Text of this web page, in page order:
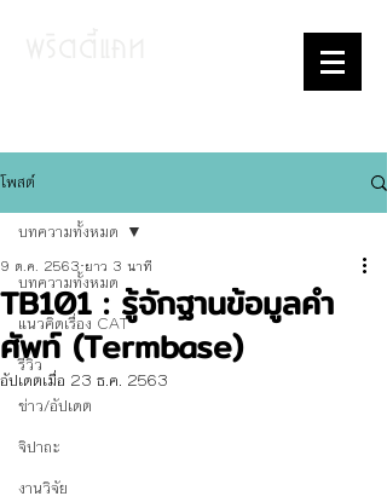
โพสต์
บทความทั้งหมด
แนวคิดเรื่อง CAT
รีวิว
ข่าว/อัปเดต
จิปาถะ
งานวิจัย
บทความทั้งหมด
TB101 : รู้จักฐานข้อมูลคำ
ศัพท์ (Termbase)
9 ต.ค. 2563 ยาว 3 นาที
อัปเดตเมื่อ 23 ธ.ค. 2563